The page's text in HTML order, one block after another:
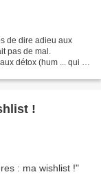
de dire adieu aux
pas de mal.
détox (hum ... qui a
!